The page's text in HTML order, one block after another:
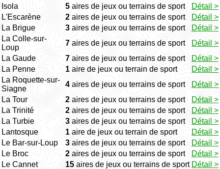
Isola
5 aires de jeux ou terrains de sport
Détail >
L'Escarène
2 aires de jeux ou terrains de sport
Détail >
La Brigue
3 aires de jeux ou terrains de sport
Détail >
La Colle-sur-
Loup
7 aires de jeux ou terrains de sport
Détail >
La Gaude
7 aires de jeux ou terrains de sport
Détail >
La Penne
1 aire de jeux ou terrain de sport
Détail >
La Roquette-sur-
Siagne
4 aires de jeux ou terrains de sport
Détail >
La Tour
2 aires de jeux ou terrains de sport
Détail >
La Trinité
2 aires de jeux ou terrains de sport
Détail >
La Turbie
3 aires de jeux ou terrains de sport
Détail >
Lantosque
1 aire de jeux ou terrain de sport
Détail >
Le Bar-sur-Loup
3 aires de jeux ou terrains de sport
Détail >
Le Broc
2 aires de jeux ou terrains de sport
Détail >
Le Cannet
15 aires de jeux ou terrains de sport Détail >